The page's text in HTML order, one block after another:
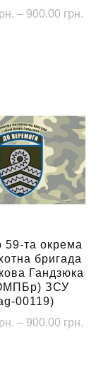
– 900.00 грн.
варіантів.
Параметри
можна
вибрати
на
59-та окрема
бригада
Гандзюка
ЗСУ
00119)
– 900.00 грн.